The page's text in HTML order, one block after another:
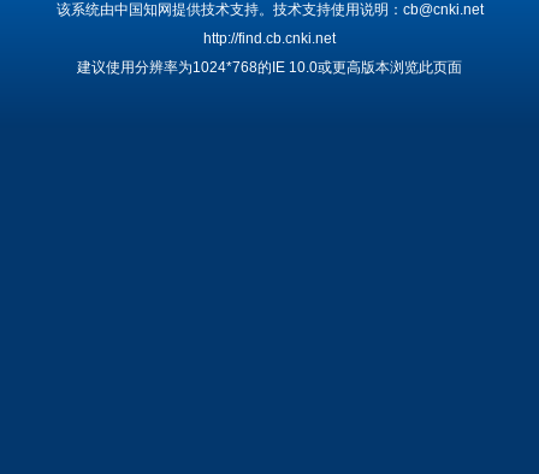
该系统由中国知网提供技术支持。技术支持使用说明：cb@cnki.net
http://find.cb.cnki.net
建议使用分辨率为1024*768的IE 10.0或更高版本浏览此页面